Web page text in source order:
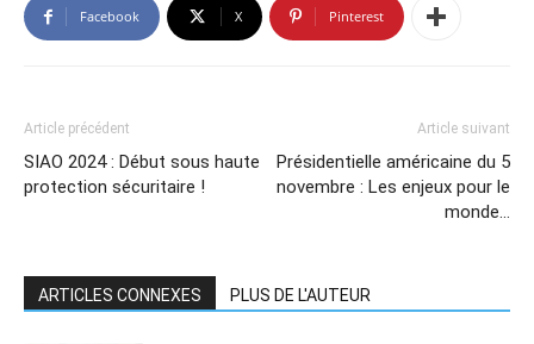
Facebook X Pinterest
Article précédent
SIAO 2024 : Début sous haute
protection sécuritaire !
Article suivant
Présidentielle américaine du 5
novembre : Les enjeux pour le
monde…
ARTICLES CONNEXES PLUS DE L'AUTEUR